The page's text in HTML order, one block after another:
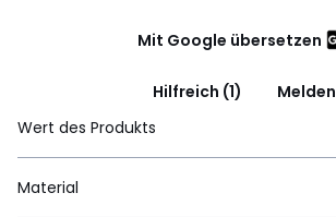
Mit Google übersetzen
Hilfreich (1)
Melden
Wert des Produkts
Material